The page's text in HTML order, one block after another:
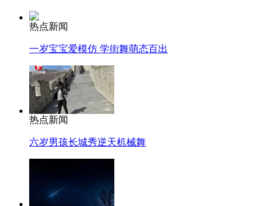
热点新闻
一岁宝宝爱模仿 学街舞萌态百出
热点新闻
六岁男孩长城秀逆天机械舞